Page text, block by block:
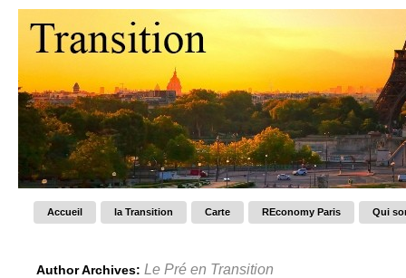
Accueil la Transition Carte REconomy Paris Qui
Author Archives: Le Pré en Transition